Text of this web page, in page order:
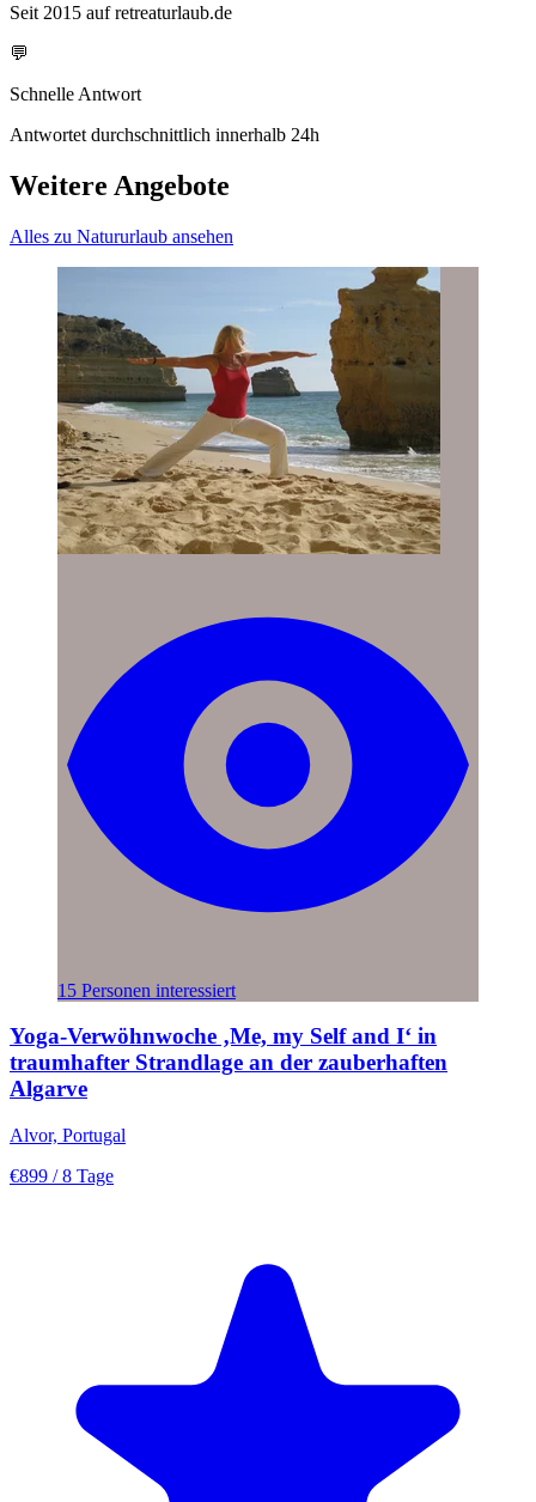
Seit 2015 auf retreaturlaub.de
💬
Schnelle Antwort
Antwortet durchschnittlich innerhalb 24h
Weitere Angebote
Alles zu Natururlaub ansehen
15 Personen interessiert
Yoga-Verwöhnwoche ‚Me, my Self and I‘ in
traumhafter Strandlage an der zauberhaften
Algarve
Alvor, Portugal
€899 / 8 Tage